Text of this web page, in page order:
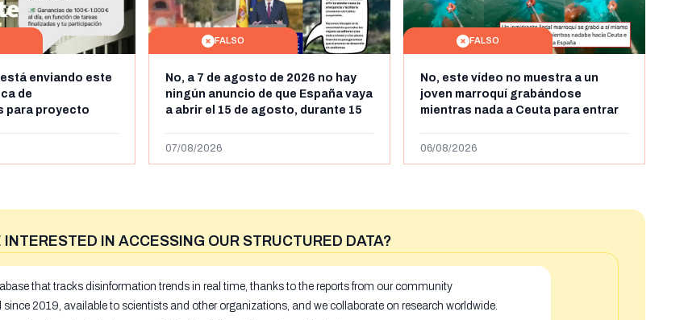
enviando este
de
para proyecto
es un timo
FALSO
No, a 7 de agosto de 2026 no hay
ningún anuncio de que España vaya
a abrir el 15 de agosto, durante 15
y Ceuta
07/08/2026
FALSO
No, este vídeo no muestra a un
joven marroquí grabándose
mientras nada a Ceuta para entrar
más de 450km de Ceuta y el autor lo
06/08/2026
INTERESTED IN ACCESSING OUR STRUCTURED DATA?
that tracks disinformation trends in real time, thanks to the reports from our community
2019, available to scientists and other organizations, and we collaborate on research worldwide.